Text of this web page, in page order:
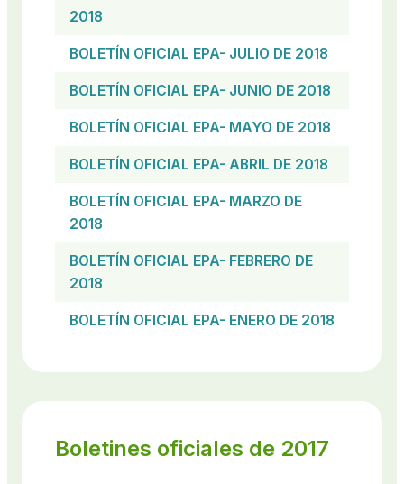
2018
BOLETÍN OFICIAL EPA- JULIO DE 2018
BOLETÍN OFICIAL EPA- JUNIO DE 2018
BOLETÍN OFICIAL EPA- MAYO DE 2018
BOLETÍN OFICIAL EPA- ABRIL DE 2018
BOLETÍN OFICIAL EPA- MARZO DE
2018
BOLETÍN OFICIAL EPA- FEBRERO DE
2018
BOLETÍN OFICIAL EPA- ENERO DE 2018
Boletines oficiales de 2017